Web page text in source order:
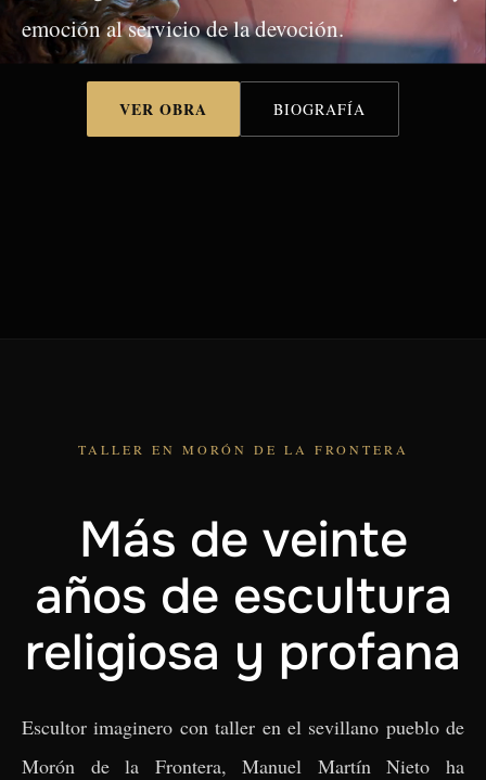
emoción al servicio de la devoción.
VER OBRA BIOGRAFÍA
TALLER EN MORÓN DE LA FRONTERA
Más de veinte
años de escultura
religiosa y profana
Escultor imaginero con taller en el sevillano pueblo de
Morón de la Frontera, Manuel Martín Nieto ha